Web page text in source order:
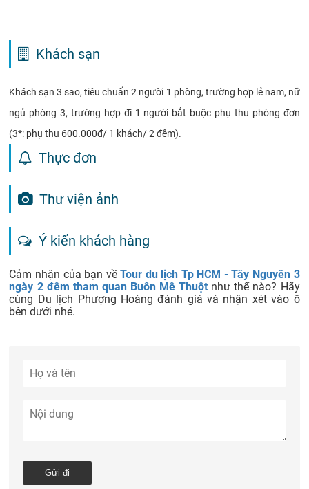
Khách sạn
Khách sạn 3 sao, tiêu chuẩn 2 người 1 phòng, trường hợp lẻ nam, nữ
ngủ phòng 3, trường hợp đi 1 người bắt buộc phụ thu phòng đơn
(3*: phụ thu 600.000đ/ 1 khách/ 2 đêm).
Thực đơn
Thư viện ảnh
Ý kiến khách hàng
Cảm nhận của bạn vềTour du lịch Tp HCM - Tây Nguyên 3
ngày 2 đêm tham quan Buôn Mê Thuột như thế nào? Hãy
cùng Du lịch Phượng Hoàng đánh giá và nhận xét vào ô
bên dưới nhé.